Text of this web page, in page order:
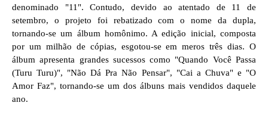
denominado "11". Contudo, devido ao atentado de 11 de
setembro, o projeto foi rebatizado com o nome da dupla,
tornando-se um álbum homônimo. A edição inicial, composta
por um milhão de cópias, esgotou-se em meros três dias. O
álbum apresenta grandes sucessos como "Quando Você Passa
(Turu Turu)", "Não Dá Pra Não Pensar", "Cai a Chuva" e "O
Amor Faz", tornando-se um dos álbuns mais vendidos daquele
ano.